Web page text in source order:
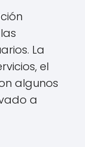
La
el
algunos
a